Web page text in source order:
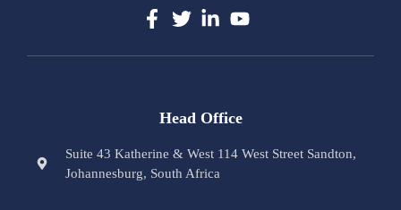
Head Office
Suite 43 Katherine & West 114 West Street Sandton,
Johannesburg, South Africa